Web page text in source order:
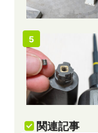
関連記事